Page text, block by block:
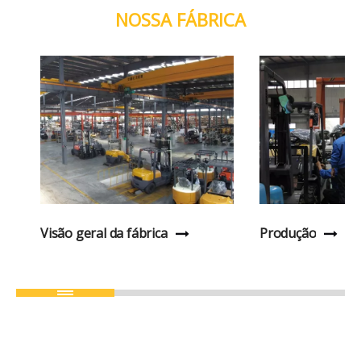
NOSSA FÁBRICA
Visão geral da fábrica Produção